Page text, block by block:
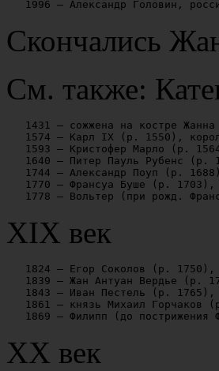
Скончались
См. также:
1431 — сожжена на костре
1574 — Карл IX (р. 1550),
1593 — Кристофер Марло (р.
1640 — Питер Пауль Рубенс (р.
1744 — Александр Поуп (р.
1770 — Франсуа Буше (р.
XIX век
1824 — Егор Соколов (р.
1839 — Жан Антуан Вердье (р.
1843 — Иван Пестель (р.
1861 — князь Михаил Горчаков
XX век